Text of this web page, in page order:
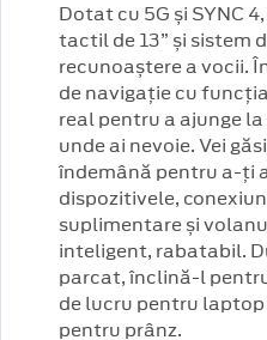
Dotat cu 5G și SYNC
tactil de 13” și sistem
recunoaștere a vocii.
de navigație cu
real pentru a ajunge
unde ai nevoie. Vei
îndemână pentru a-ți
dispozitivele,
suplimentare și
inteligent, rabatabil.
parcat, înclină-l
de lucru pentru laptop
pentru prânz.